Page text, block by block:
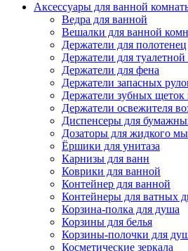
Аксессуары для ванной
Ведра для ванной
Вешалки для ванной
Держатели для полотенец
Держатели для туалетной
Держатели для фена
Держатели запасных
Держатели зубных щеток
Держатели освежителя
Диспенсеры для
Дозаторы для жидкого
Ёршики для унитаза
Карнизы для ванн
Коврики для ванной
Контейнер для ванной
Контейнеры для ватных
Корзина-полка для душа
Корзины для белья
Корзины-полочки для
Косметические зеркала